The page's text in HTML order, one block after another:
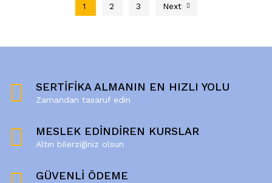
1 2 3 Next
SERTİFİKA ALMANIN EN HIZLI YOLU
Zamandan tasaruf edin
MESLEK EDİNDİREN KURSLAR
Altın bilerziğiniz olsun
GÜVENLİ ÖDEME